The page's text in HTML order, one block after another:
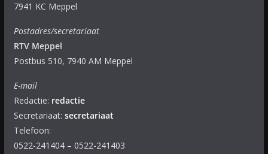
7941 KC Meppel
Postadres/secretariaat
RTV Meppel
Postbus 510, 7940 AM Meppel
E-mail
Redactie: redactie
Secretariaat: secretariaat
Telefoon:
0522-241404 – 0522-241403